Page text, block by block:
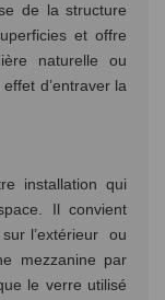
de la structure
et offre
naturelle ou
d’entraver la
installation qui
Il convient
l’extérieur ou
mezzanine par
le verre utilisé